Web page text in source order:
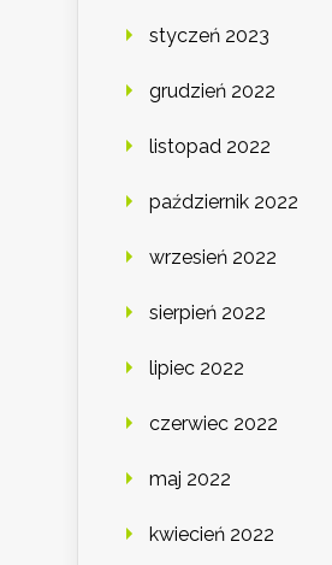
styczeń 2023
grudzień 2022
listopad 2022
październik 2022
wrzesień 2022
sierpień 2022
lipiec 2022
czerwiec 2022
maj 2022
kwiecień 2022